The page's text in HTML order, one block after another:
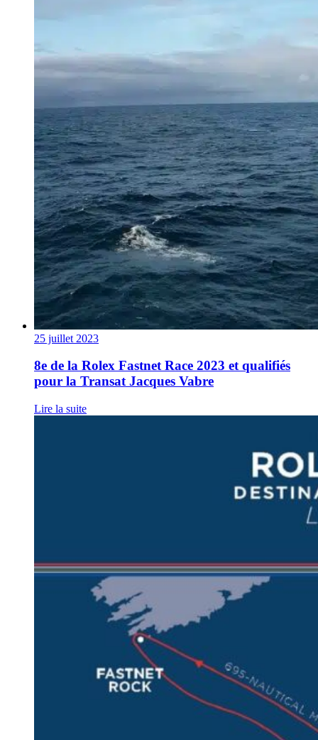
25 juillet 2023
8e de la Rolex Fastnet Race 2023 et qualifiés
pour la Transat Jacques Vabre
Lire la suite